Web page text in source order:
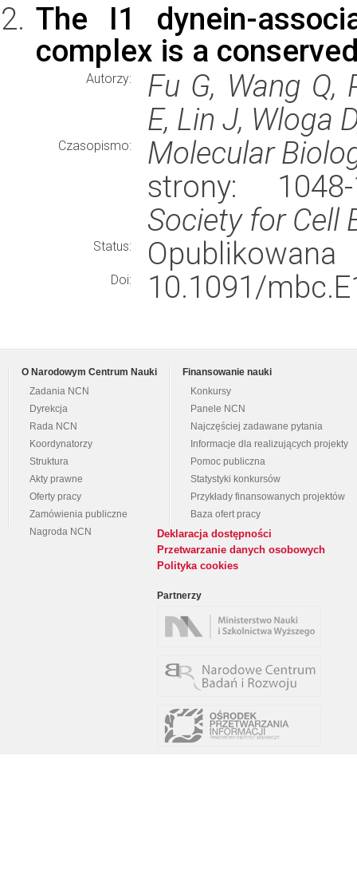
The I1 dynein-
complex is a
Autorzy:
Fu G, Wang Q,
E, Lin J, Wloga
Czasopismo:
Molecular
strony:
Society for Cell
Status: Opublikowana
Doi: 10.1091/
O Narodowym Centrum Nauki
Zadania NCN
Dyrekcja
Rada NCN
Koordynatorzy
Struktura
Akty prawne
Oferty pracy
Zamówienia publiczne
Nagroda NCN
Finansowanie nauki
Konkursy
Panele NCN
Najczęściej zadawane pytania
Informacje dla realizujących projekty
Pomoc publiczna
Statystyki konkursów
Przykłady finansowanych projektów
Baza ofert pracy
Deklaracja dostępności
Przetwarzanie danych osobowych
Polityka cookies
Partnerzy